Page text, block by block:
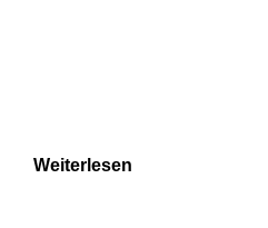
Weiterlesen